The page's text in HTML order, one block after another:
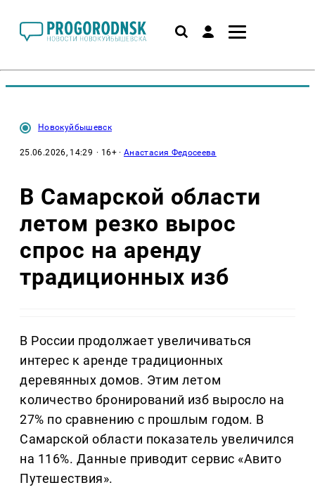
Новокуйбышевск
25.06.2026, 14:29 · 16+ ·Анастасия Федосеева
В Самарской области
летом резко вырос
спрос на аренду
традиционных изб
В России продолжает увеличиваться
интерес к аренде традиционных
деревянных домов. Этим летом
количество бронирований изб выросло на
27% по сравнению с прошлым годом. В
Самарской области показатель увеличился
на 116%. Данные приводит сервис «Авито
Путешествия».